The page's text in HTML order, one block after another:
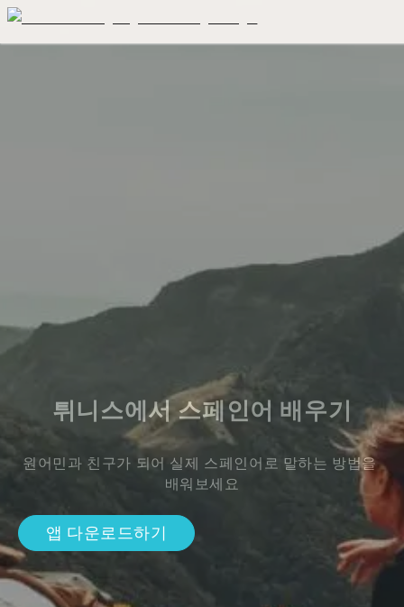
튀니스에서 스페인어 배우기
원어민과 친구가 되어 실제 스페인어로 말하는 방법을
배워보세요
앱 다운로드하기